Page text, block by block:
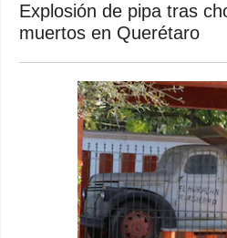
Explosión de pipa tras
muertos en Querétaro